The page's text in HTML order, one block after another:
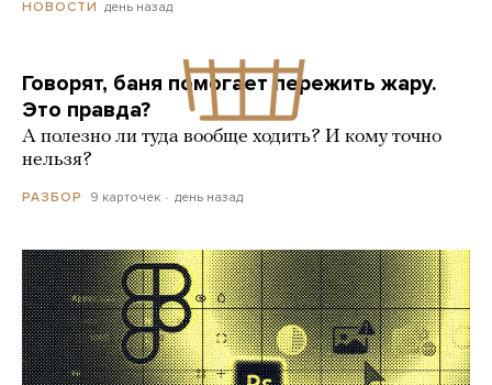
НОВОСТИ день назад
Говорят, баня помогает пережить жару.
Это правда?
А полезно ли туда вообще ходить? И кому точно
нельзя?
РАЗБОР 9 карточек день назад